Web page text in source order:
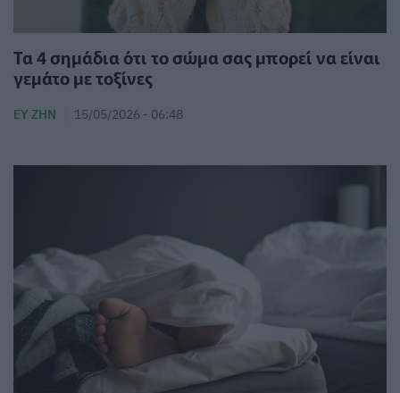
Τα 4 σημάδια ότι το σώμα σας μπορεί να είναι
γεμάτο με τοξίνες
ΕΥ ΖΗΝ 15/05/2026 - 06:48